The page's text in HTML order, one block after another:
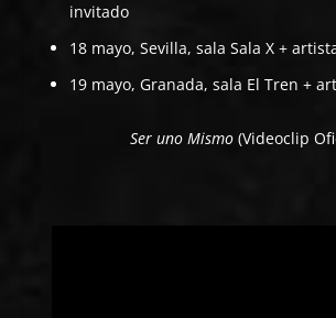
invitado
18 mayo, Sevilla, sala Sala X +
19 mayo, Granada, sala El Tren +
Ser uno Mismo(Videoclip